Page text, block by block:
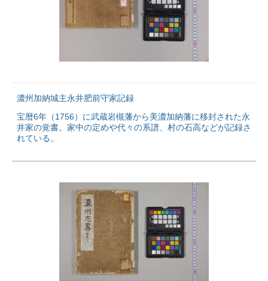
濃州加納城主永井肥前守家記録
宝暦6年（1756）に武蔵岩槻藩から美濃加納藩に移封された永
井家の覚書。家中の定めや代々の系譜、村の石高などが記録さ
れている。